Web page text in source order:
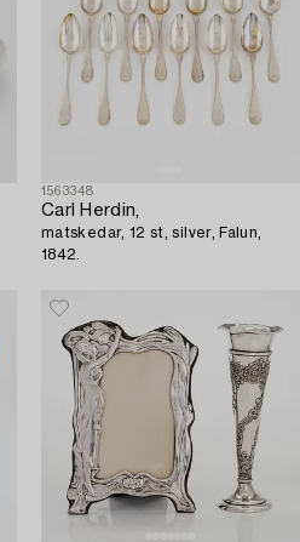
1563348
Carl Herdin,
matskedar, 12 st, silver, Falun,
1842.